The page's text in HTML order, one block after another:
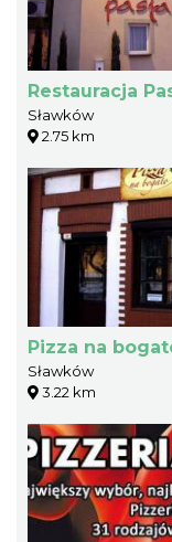
Restauracja
Sławków
2.75 km
Pizza na
Sławków
3.22 km